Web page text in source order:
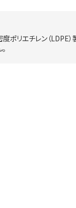
リエチレン（LDPE）